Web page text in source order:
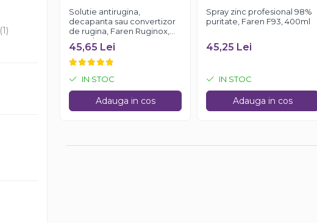
(1)
Solutie antirugina,
decapanta sau convertizor
de rugina, Faren Ruginox,
250 ml
45,65 Lei
IN STOC
Adauga in cos
Spray zinc profesional 98%
puritate, Faren F93, 400ml
45,25 Lei
IN STOC
Adauga in cos